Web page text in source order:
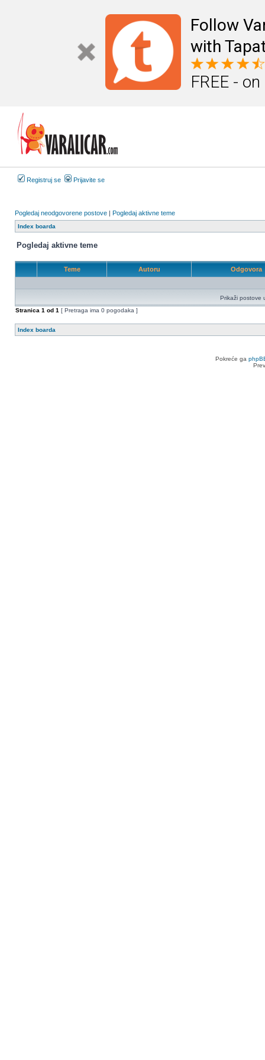
Follow
with
FREE -
Registruj se Prijavite se
Pogledaj neodgovorene postove | Pogledaj aktivne teme
Index boarda
Pogledaj aktivne teme
Teme Autoru Odgovora
Prikaži postove
Stranica 1 od 1 [ Pretraga ima 0 pogodaka ]
Index boarda
Pokreće ga